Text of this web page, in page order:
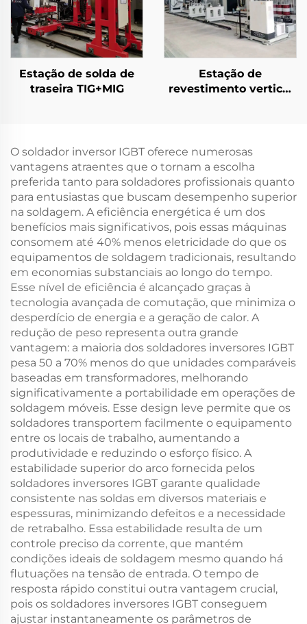
Estação de solda de
traseira TIG+MIG
Estação de
revestimento vertical
O soldador inversor IGBT oferece numerosas
vantagens atraentes que o tornam a escolha
preferida tanto para soldadores profissionais quanto
para entusiastas que buscam desempenho superior
na soldagem. A eficiência energética é um dos
benefícios mais significativos, pois essas máquinas
consomem até 40% menos eletricidade do que os
equipamentos de soldagem tradicionais, resultando
em economias substanciais ao longo do tempo.
Esse nível de eficiência é alcançado graças à
tecnologia avançada de comutação, que minimiza o
desperdício de energia e a geração de calor. A
redução de peso representa outra grande
vantagem: a maioria dos soldadores inversores IGBT
pesa 50 a 70% menos do que unidades comparáveis
baseadas em transformadores, melhorando
significativamente a portabilidade em operações de
soldagem móveis. Esse design leve permite que os
soldadores transportem facilmente o equipamento
entre os locais de trabalho, aumentando a
produtividade e reduzindo o esforço físico. A
estabilidade superior do arco fornecida pelos
soldadores inversores IGBT garante qualidade
consistente nas soldas em diversos materiais e
espessuras, minimizando defeitos e a necessidade
de retrabalho. Essa estabilidade resulta de um
controle preciso da corrente, que mantém
condições ideais de soldagem mesmo quando há
flutuações na tensão de entrada. O tempo de
resposta rápido constitui outra vantagem crucial,
pois os soldadores inversores IGBT conseguem
ajustar instantaneamente os parâmetros de